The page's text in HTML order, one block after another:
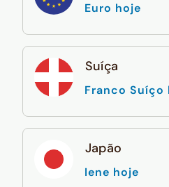
Euro hoje
Suíça
Franco Suíço
Japão
Iene hoje